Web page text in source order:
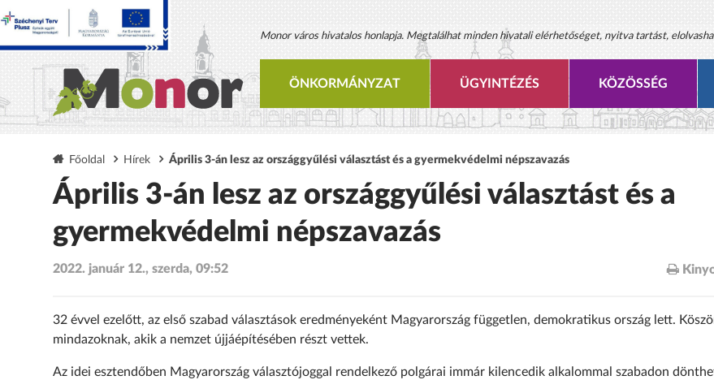
Monor város hivatalos honlapja. Megtalálhat minden hivatali elérhetőséget, nyitva tartást,
ÖNKORMÁNYZAT ÜGYINTÉZÉS KÖZÖSSÉG
Főoldal Hírek Április 3-án lesz az országgyűlési választást és a gyermekvédelmi népszavazás
Április 3-án lesz az országgyűlési választást és a
gyermekvédelmi népszavazás
2022. január 12., szerda, 09:52
32 évvel ezelőtt, az első szabad választások eredményeként Magyarország független, demokratikus ország lett.
mindazoknak, akik a nemzet újjáépítésében részt vettek.
Az idei esztendőben Magyarország választójoggal rendelkező polgárai immár kilencedik alkalommal szabadon